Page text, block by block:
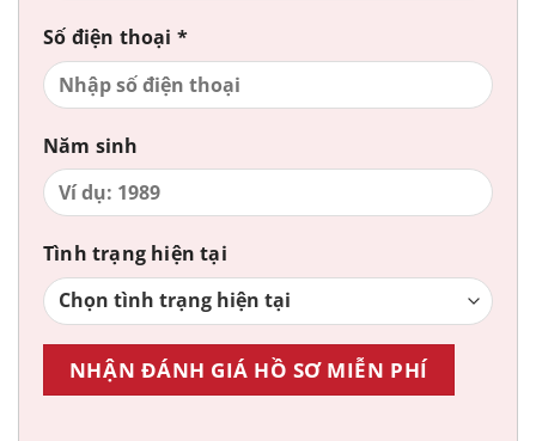
Số điện thoại *
Năm sinh
Tình trạng hiện tại